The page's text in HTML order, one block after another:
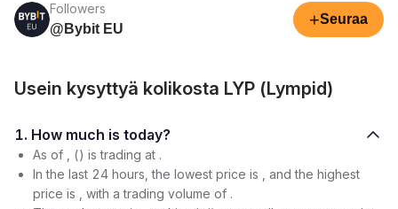
Followers
@Bybit EU
+Seuraa
Usein kysyttyä kolikosta LYP (Lympid)
1. How much is today?
As of , () is trading at .
In the last 24 hours, the lowest price is , and the highest
price is , with a trading volume of .